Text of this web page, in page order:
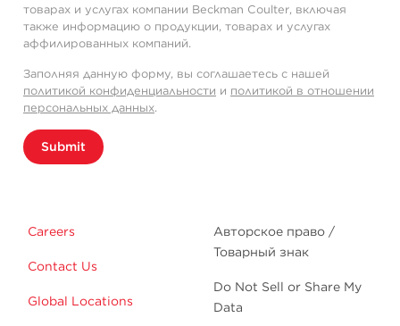
товарах и услугах компании Beckman Coulter, включая
также информацию о продукции, товарах и услугах
аффилированных компаний.
Заполняя данную форму, вы соглашаетесь с нашей
политикой конфиденциальности и политикой в отношении
персональных данных.
Submit
Careers
Contact Us
Global Locations
Авторское право /
Товарный знак
Do Not Sell or Share My
Data